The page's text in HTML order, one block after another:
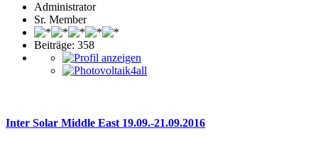
Administrator
Sr. Member
Beiträge: 358
Inter Solar Middle East 19.09.-21.09.2016